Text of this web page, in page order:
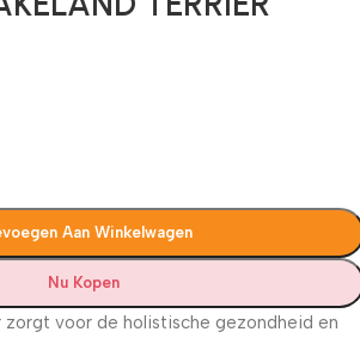
Aan Winkelwagen
Nu Kopen
zorgt voor de holistische gezondheid en